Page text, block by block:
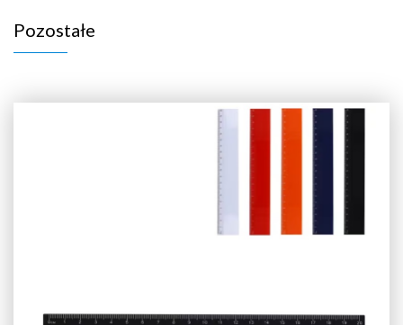
Pozostałe